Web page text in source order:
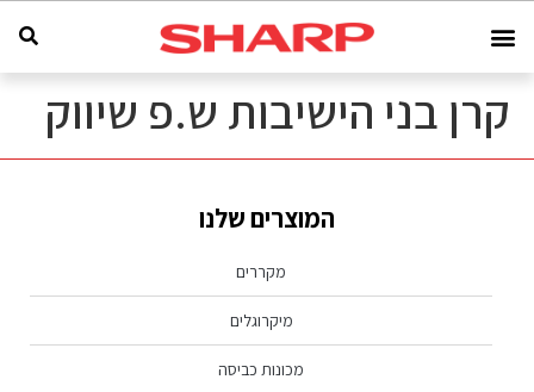
קרן בני הישיבות ש.פ שיווק
המוצרים שלנו
מקררים
מיקרוגלים
מכונות כביסה